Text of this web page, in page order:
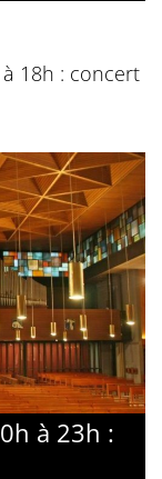
18h : concert
à 23h :